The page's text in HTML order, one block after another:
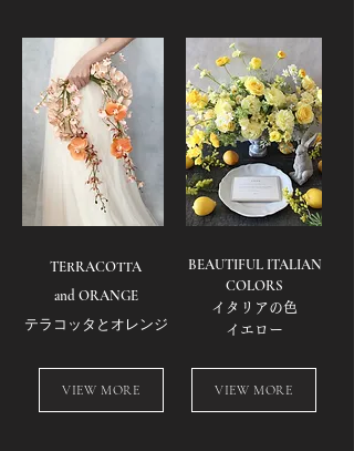
TERRACOTTA
and ORANGE
テラコッタとオレンジ
​BEAUTIFUL ITALIAN
COLORS
イタリアの色
​イエロー
VIEW MORE VIEW MORE